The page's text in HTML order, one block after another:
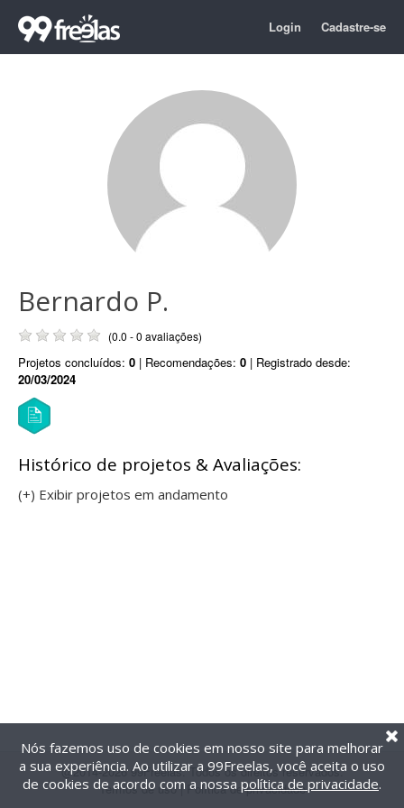
Login Cadastre-se
Bernardo P.
(0.0 - 0 avaliações)
Projetos concluídos: 0 | Recomendações: 0 | Registrado desde:
20/03/2024
Histórico de projetos & Avaliações:
(+) Exibir projetos em andamento
@2014-2026 99Freelas. Todos os direitos reservados.
Termos de uso| Política de privacidade
Nós fazemos uso de cookies em nosso site para melhorar
a sua experiência. Ao utilizar a 99Freelas, você aceita o uso
de cookies de acordo com a nossa política de privacidade.